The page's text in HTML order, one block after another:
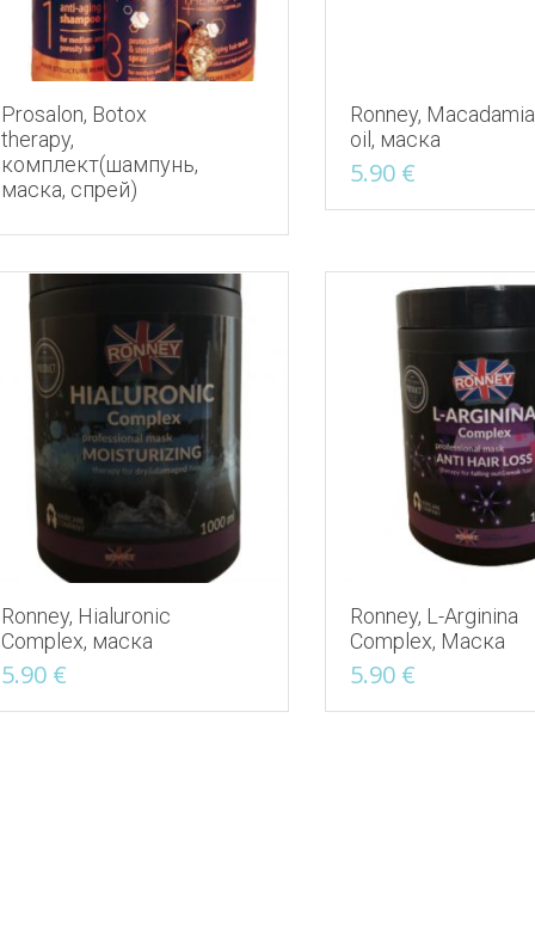
Prosalon, Botox
therapy,
комплект(шампунь,
маска, спрей)
Ronney, Macadamia
oil, маска
5.90 €
Ronney, Hialuronic
Complex, маска
5.90 €
Ronney, L-Arginina
Complex, Маска
5.90 €